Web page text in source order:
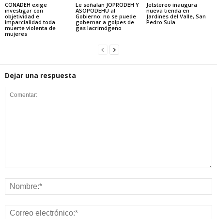
CONADEH exige
investigar con
objetividad e
imparcialidad toda
muerte violenta de
mujeres
Le señalan JOPRODEH Y
ASOPODEHU al
Gobierno: no se puede
gobernar a golpes de
gas lacrimógeno
Jetstereo inaugura
nueva tienda en
Jardines del Valle, San
Pedro Sula
Dejar una respuesta